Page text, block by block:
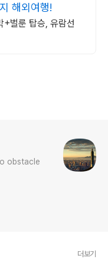
해외여행!
+벌룬 탑승, 유람선
obstacle
더보기